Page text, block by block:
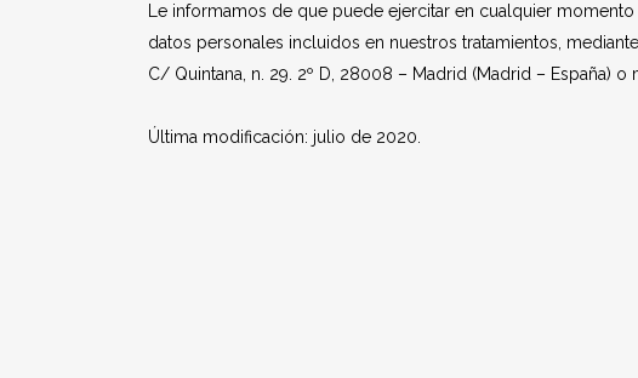
Le informamos de que puede ejercitar en cualquier
datos personales incluidos en nuestros tratamientos,
C/ Quintana, n. 29. 2º D, 28008 – Madrid (Madrid – España)
Última modificación: julio de 2020.